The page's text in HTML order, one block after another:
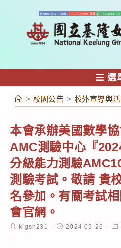
容
選
> 校園公告 > 校外宣導與
本會承辦美國數學
AMC測驗中心『
分級能力測驗
測驗考試。敬請 貴
名參加。有關考試
會官網。
Postklgsh231
Post2024-09-26